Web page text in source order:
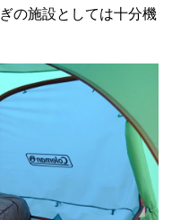
の施設としては十分機